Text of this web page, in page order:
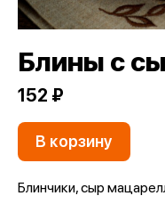
Блины с
152 ₽
В корзину
Блинчики, сыр